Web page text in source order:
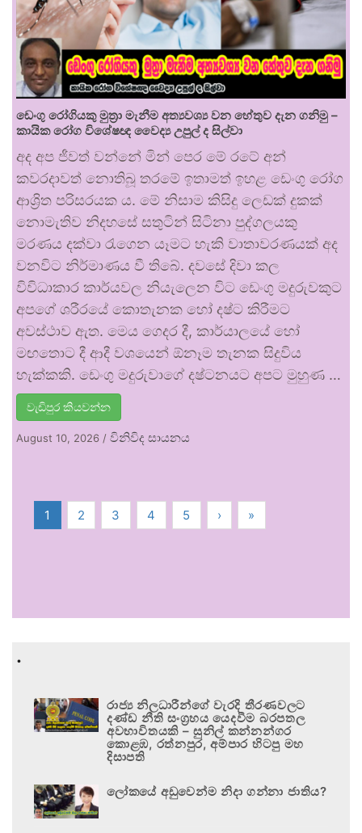
ඩෙංගු රෝගියකු ⁣මුත්‍රා මැනීම අත්‍යවශ්‍ය වන හේතුව දැන ගනිමු –
කායික රෝග විශේෂඥ වෛද්‍ය උපුල් ද සිල්වා
අද අප ජීවත් වන්නේ මින් පෙර මේ රටේ අන්
කවරදාවත් නොතිබූ තරමේ ඉතාමත් ඉහළ ඩෙංගු රෝග
ආශ්‍රිත පරිසරයක ය. මේ නිසාම කිසිදු ලෙඩක් දුකක්
නොමැතිව නිදහසේ සතුටින් සිටිනා පුද්ගලයකු
මරණය දක්වා රැගෙන යෑමට හැකි වාතාවරණයක් අද
වනවිට නිර්මාණය වී තිබේ. දවසේ දිවා කල
විවිධාකාර කාර්යවල නියැලෙන විට ඩෙංගු මදුරුවකුට
අපගේ ශරීරයේ කොතැනක හෝ දෂ්ට කිරීමට
අවස්ථාව ඇත. මෙය ගෙදර දී, කාර්යාලයේ හෝ
මඟතොට දී ආදී වශයෙන් ඕනෑම තැනක සිදුවිය
හැක්කකි. ඩෙංගු මදුරුවාගේ දෂ්ටනයට අපට මුහුණ …
වැඩිපුර කියවන්න
August 10, 2026 / විනිවිද සායනය
1 2 3 4 5 › »
.
රාජ්‍ය නිලධාරීන්ගේ වැරදි තීරණවලට
දණ්ඩ නීති සංග්‍රහය යෙදවීම බරපතල
අවභාවිතයකි – සුනිල් කන්නන්ගර
කොළඹ, රත්නපුර, අම්පාර හිටපු මහ
දිසාපති
ලෝකයේ අඩුවෙන්ම නිදා ගන්නා ජාතිය?